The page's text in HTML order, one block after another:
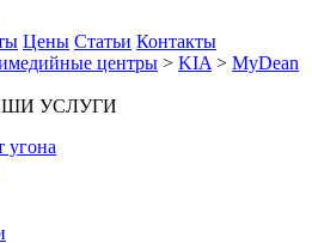
Цены Статьи Контакты
центры > KIA > MyDean
УСЛУГИ
угона